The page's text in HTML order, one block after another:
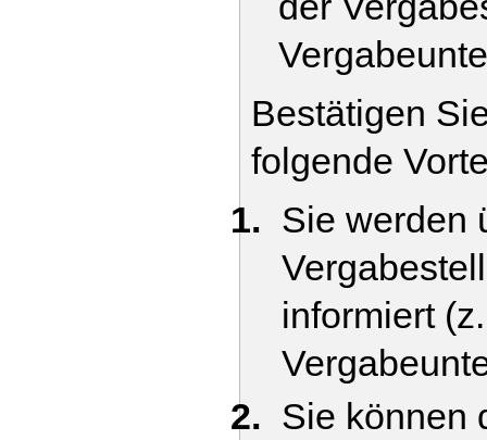
Bestätigen
folgende
Sie werden
informiert
Sie können